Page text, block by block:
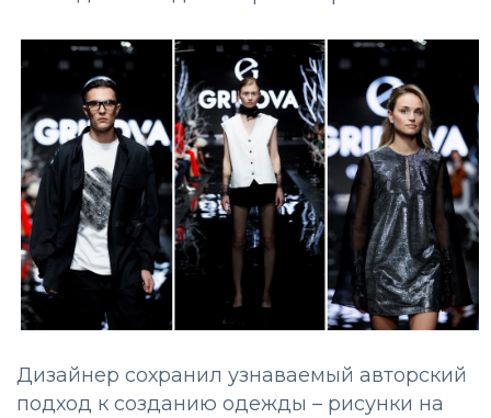
Дизайнер сохранил узнаваемый авторский
подход к созданию одежды – рисунки на